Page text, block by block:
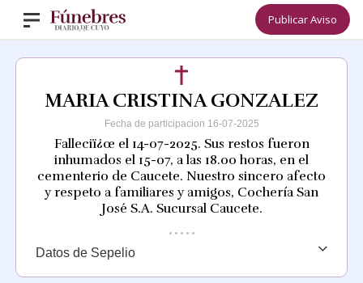
Publicar Aviso
MARIA CRISTINA GONZALEZ
Fecha de participacion 16-07-2025
Falleciï¿œ el 14-07-2025. Sus restos fueron
inhumados el 15-07, a las 18.00 horas, en el
cementerio de Caucete. Nuestro sincero afecto
y respeto a familiares y amigos, Cochería San
José S.A. Sucursal Caucete.
Datos de Sepelio